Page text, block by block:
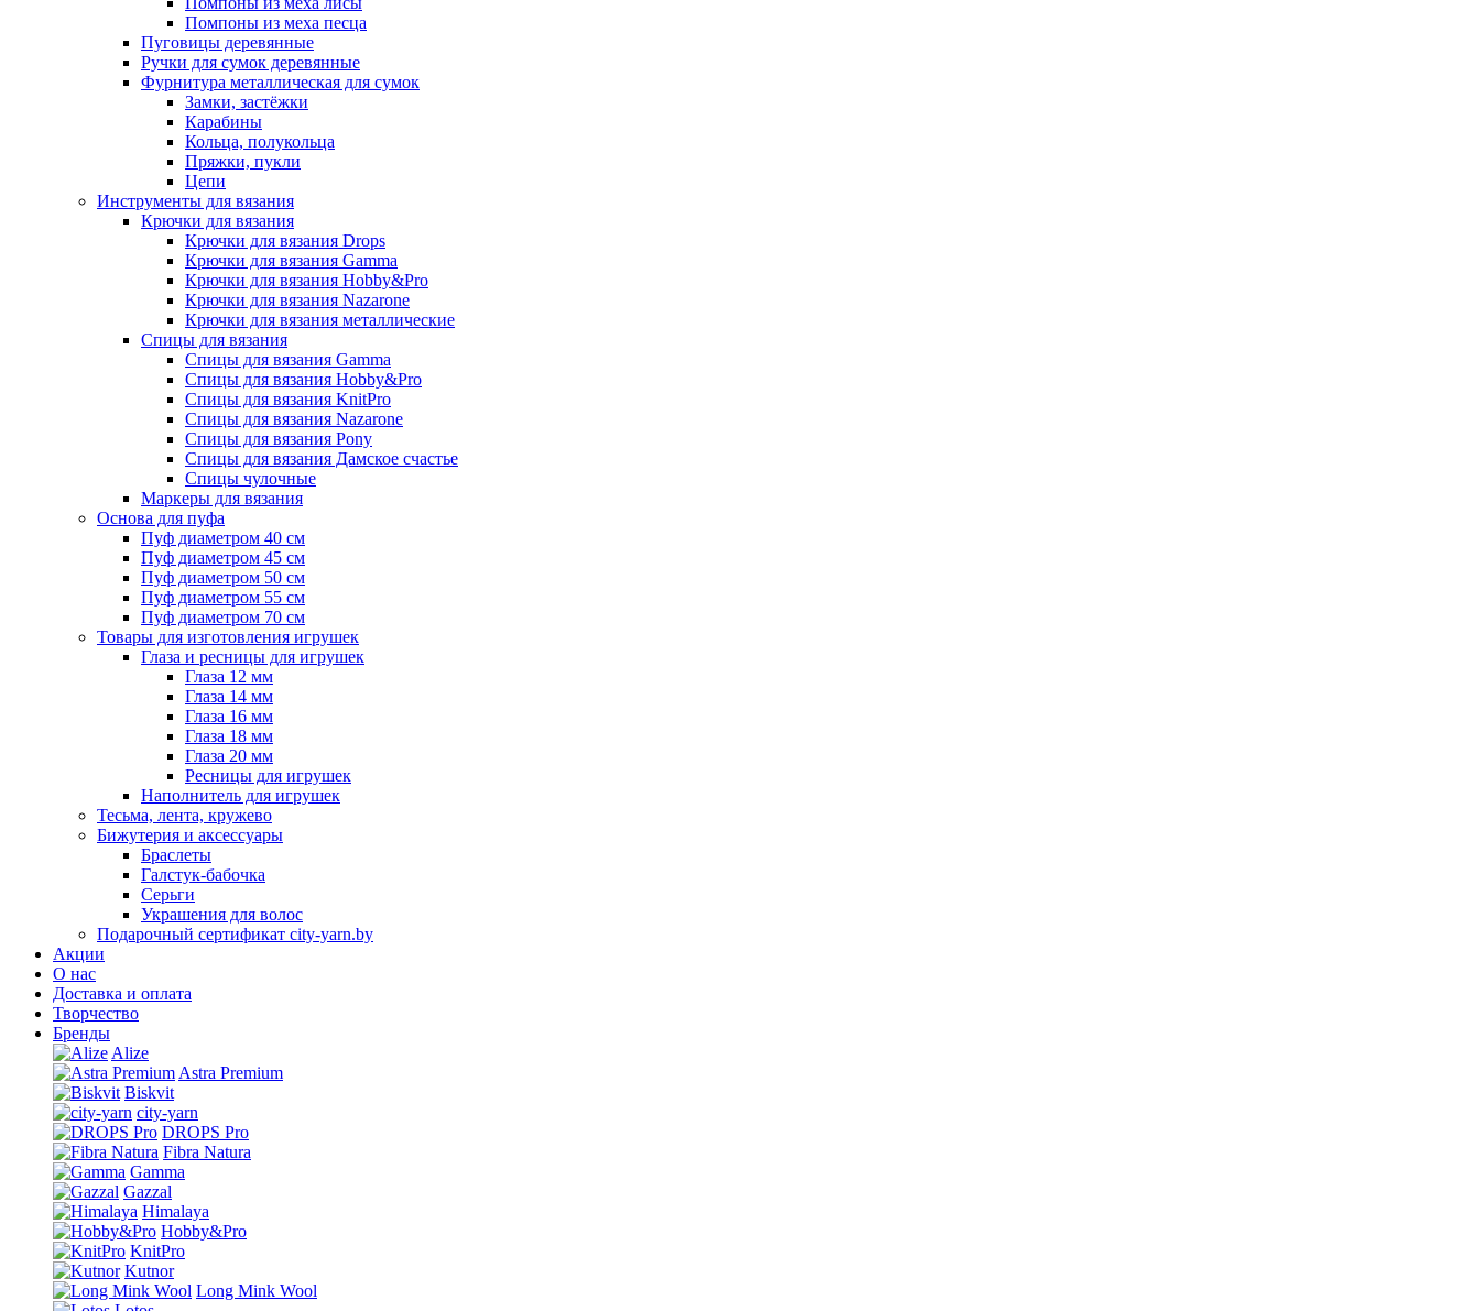
Помпоны из меха песца
Пуговицы деревянные
Ручки для сумок деревянные
Фурнитура металлическая для сумок
Замки, застёжки
Карабины
Кольца, полукольца
Пряжки, пукли
Цепи
Инструменты для вязания
Крючки для вязания
Крючки для вязания Drops
Крючки для вязания Gamma
Крючки для вязания Hobby&Pro
Крючки для вязания Nazarone
Крючки для вязания металлические
Спицы для вязания
Спицы для вязания Gamma
Спицы для вязания Hobby&Pro
Спицы для вязания KnitPro
Спицы для вязания Nazarone
Спицы для вязания Pony
Спицы для вязания Дамское счастье
Спицы чулочные
Маркеры для вязания
Основа для пуфа
Пуф диаметром 40 см
Пуф диаметром 45 см
Пуф диаметром 50 см
Пуф диаметром 55 см
Пуф диаметром 70 см
Товары для изготовления игрушек
Глаза и ресницы для игрушек
Глаза 12 мм
Глаза 14 мм
Глаза 16 мм
Глаза 18 мм
Глаза 20 мм
Ресницы для игрушек
Наполнитель для игрушек
Тесьма, лента, кружево
Бижутерия и аксессуары
Браслеты
Галстук-бабочка
Серьги
Украшения для волос
Подарочный сертификат city-yarn.by
Акции
О нас
Доставка и оплата
Творчество
Бренды
Alize
Astra Premium
Biskvit
city-yarn
DROPS Pro
Fibra Natura
Gamma
Gazzal
Himalaya
Hobby&Pro
KnitPro
Kutnor
Long Mink Wool